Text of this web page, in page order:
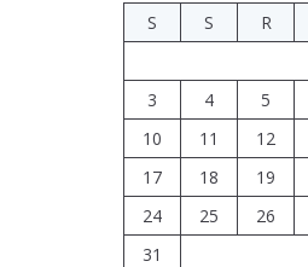
S
S R
3
4 5
10
11 12
17
18 19
24
25 26
31